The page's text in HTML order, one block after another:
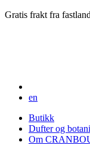
Gratis frakt fra
en
Butikk
Dufter og
Om